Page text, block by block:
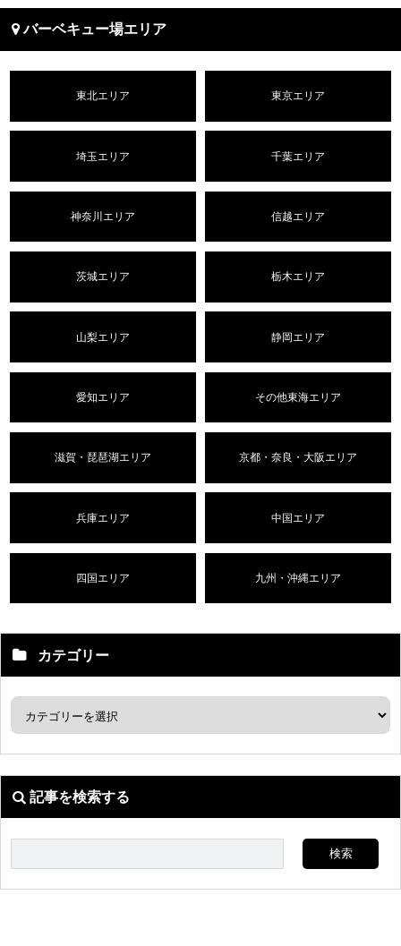
バーベキュー場エリア
東北エリア 東京エリア
埼玉エリア 千葉エリア
神奈川エリア 信越エリア
茨城エリア 栃木エリア
山梨エリア 静岡エリア
愛知エリア その他東海エリア
滋賀・琵琶湖エリア 京都・奈良・大阪エリア
兵庫エリア 中国エリア
四国エリア 九州・沖縄エリア
カテゴリー
記事を検索する